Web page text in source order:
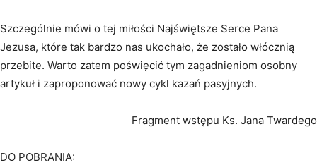
Szczególnie mówi o tej miłości Najświętsze Serce Pana
Jezusa, które tak bardzo nas ukochało, że zostało włócznią
przebite. Warto zatem poświęcić tym zagadnieniom osobny
artykuł i zaproponować nowy cykl kazań pasyjnych.
Fragment wstępu Ks. Jana Twardego
DO POBRANIA: